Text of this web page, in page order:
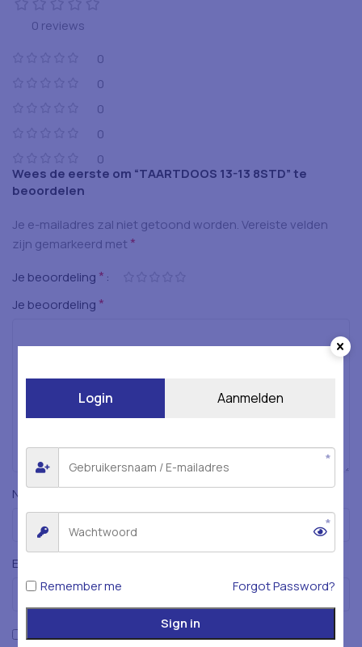
0 reviews
0
0
0
0
0
Wees de eerste om “TAARTDOOS 13-13 8STD” te
beoordelen
Je e-mailadres zal niet getoond worden.Vereiste velden
zijn gemarkeerd met *
Je beoordeling *
Je beoordeling *
Naam *
E-mail
Mijn naam, e-mailadres en website opslaan in deze
Login Aanmelden
Remember me Forgot Password?
Sign in